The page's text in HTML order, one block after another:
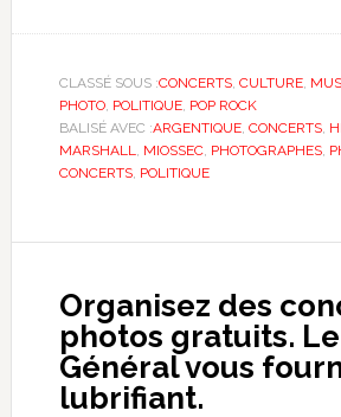
CLASSÉ SOUS :CONCERTS, CULTURE,
PHOTO, POLITIQUE, POP ROCK
BALISÉ AVEC :ARGENTIQUE, CONCERTS,
MARSHALL
MIOSSEC, PHOTOGRAPHES,
CONCERTS, POLITIQUE
Organisez des
photos gratuits.
Général vous
lubrifiant.